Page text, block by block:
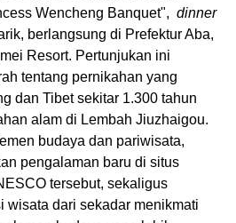
Wencheng Banquet", dinner
berlangsung di Prefektur Aba,
Resort. Pertunjukan ini
tentang pernikahan yang
dan Tibet sekitar 1.300 tahun
alam di Lembah Jiuzhaigou.
budaya dan pariwisata,
pengalaman baru di situs
tersebut, sekaligus
wisata dari sekadar menikmati